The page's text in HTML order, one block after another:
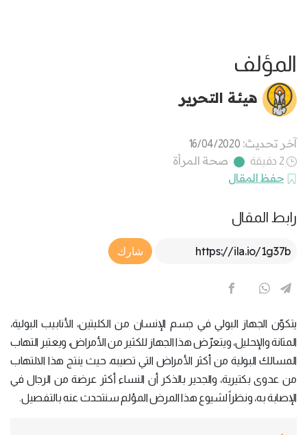
المؤلف
هيئة التحرير
آخر تحديث: 16/04/2020
2 دقيقة
صحة المرأة
حفظ المقال
رابط المقال
Article Link
شارك
يتكوّن الجهاز البولي في جسم الإنسان من الكليتين، الأنابيب البولية،
المثانة والإحليل، ويتعرّض هذا الجهاز للكثير من الأمراض، ويعتبر التهاب
المسالك البولية من أكثر الأمراض التي تصيبه، حيث ينتج هذا الالتهاب
من عدوى بكتيرية، والجدير بالذكر أن النساء أكثر عرضة من الرجال في
الإصابة به، ونظراً لشيوع هذا المرض المؤلم سنتحدث عنه بالتفصيل.